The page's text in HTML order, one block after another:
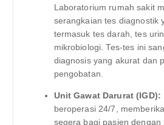
Laboratorium rumah sakit
serangkaian tes diagnostik
termasuk tes darah, tes
mikrobiologi. Tes-tes ini
diagnosis yang akurat dan
pengobatan.
Unit Gawat Darurat (IGD):
beroperasi 24/7,
segera bagi pasien dengan